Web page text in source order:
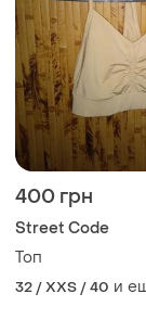
400 грн
Street Code
Топ
32 / XXS / 40 и